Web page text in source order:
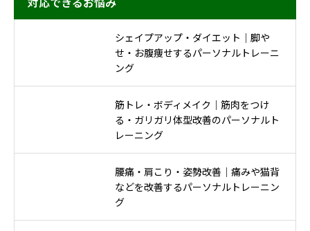
シェイプアップ・ダイエット｜脚や
せ・お腹痩せするパーソナルトレーニ
ング
筋トレ・ボディメイク｜筋肉をつけ
る・ガリガリ体型改善のパーソナルト
レーニング
腰痛・肩こり・姿勢改善｜痛みや猫背
などを改善するパーソナルトレーニン
グ